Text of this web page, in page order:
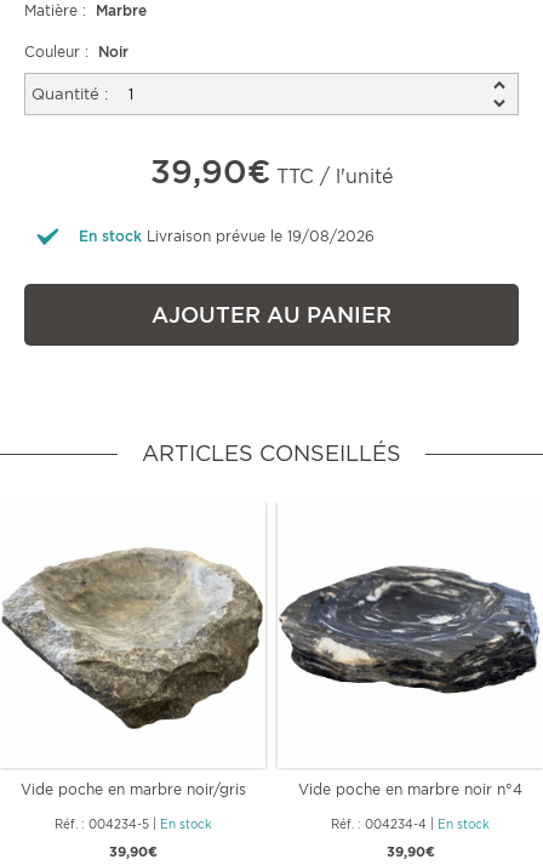
Matière : Marbre
Couleur : Noir
Quantité :
39,90€ TTC / l'unité
En stock Livraison prévue le 19/08/2026
AJOUTER AU PANIER
ARTICLES CONSEILLÉS
Vide poche en marbre noir/gris
Réf. : 004234-5| En stock
39,90€
Vide poche en marbre noir n°4
Réf. : 004234-4 En stock
39,90€